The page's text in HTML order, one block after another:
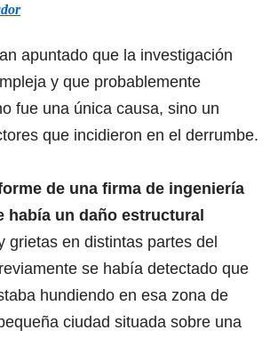
apuntado que la investigación
y que probablemente
fue una única causa, sino un
que incidieron en el derrumbe.
de una firma de ingeniería
había un daño estructural
grietas en distintas partes del
se había detectado que
hundiendo en esa zona de
ciudad situada sobre una